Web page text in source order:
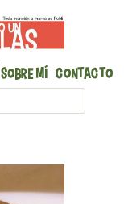
Sobre mí Contacto